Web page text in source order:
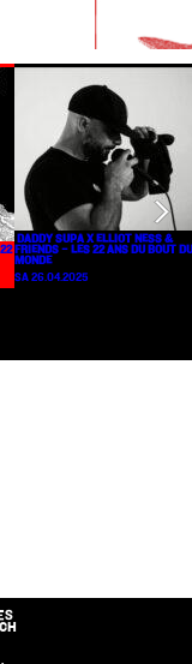
DADDY SUPA X ELLIOT NESS &
FRIENDS – LES 22 ANS DU BOUT DU
MONDE
SA 26.04.2025